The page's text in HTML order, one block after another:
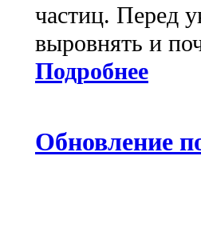
частиц. Перед
выровнять и
Подробнее
Обновление